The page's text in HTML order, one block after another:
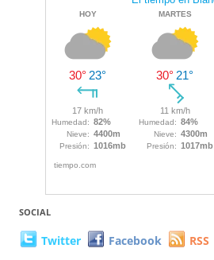
SOCIAL
Twitter Facebook RSS